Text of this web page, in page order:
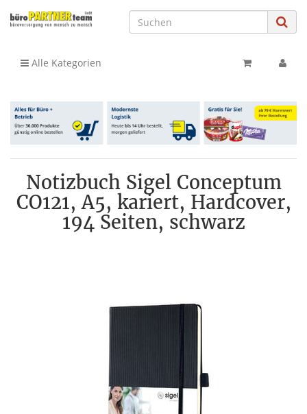
Alle Kategorien
Notizbuch Sigel Conceptum
CO121, A5, kariert, Hardcover,
194 Seiten, schwarz